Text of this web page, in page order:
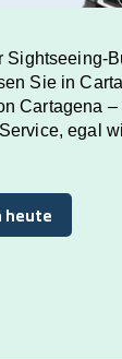
Sightseeing-
Sie in
Cartagena –
egal
heute
heute